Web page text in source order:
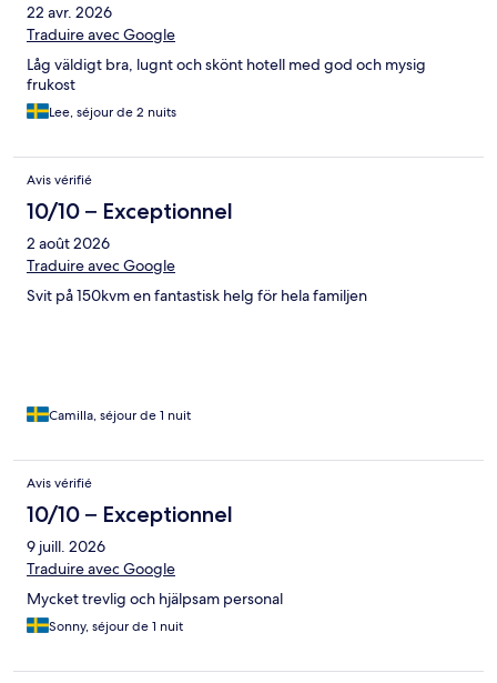
22 avr. 2026
Traduire avec Google
Låg väldigt bra, lugnt och skönt hotell med god och mysig
frukost
Lee, séjour de 2 nuits
Avis vérifié
10/10 – Exceptionnel
2 août 2026
Traduire avec Google
Svit på 150kvm en fantastisk helg för hela familjen
Camilla, séjour de 1 nuit
Avis vérifié
10/10 – Exceptionnel
9 juill. 2026
Traduire avec Google
Mycket trevlig och hjälpsam personal
Sonny, séjour de 1 nuit